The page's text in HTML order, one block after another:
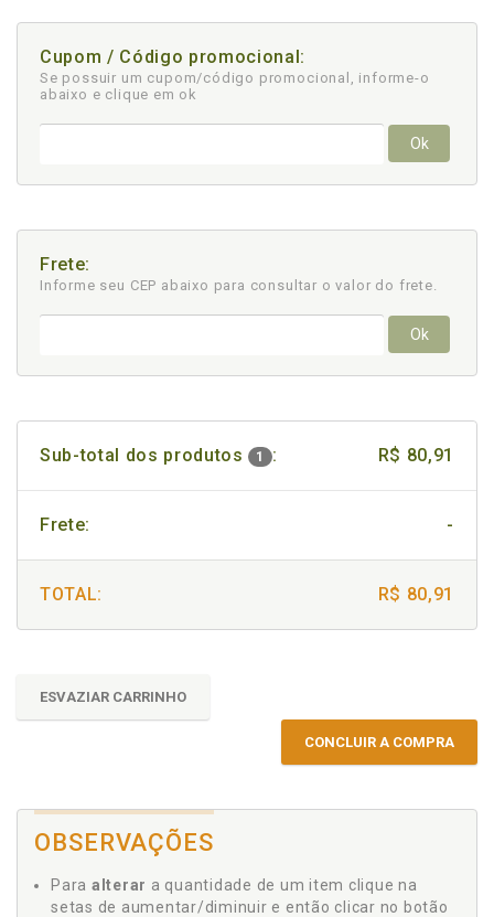
Cupom / Código promocional:
Se possuir um cupom/código promocional, informe-o
abaixo e clique em ok
Ok
Frete:
Informe seu CEP abaixo para consultar o valor do frete.
Ok
Sub-total dos produtos 1 : R$ 80,91
Frete: -
TOTAL: R$ 80,91
ESVAZIAR CARRINHO
CONCLUIR A COMPRA
OBSERVAÇÕES
Para alterar a quantidade de um item clique na
setas de aumentar/diminuir e então clicar no botão